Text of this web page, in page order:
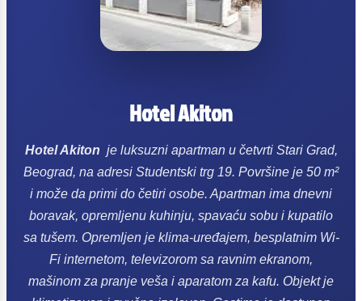
Hotel Akiton
Hotel Akiton je luksuzni apartman u četvrti Stari Grad,
Beograd, na adresi Studentski trg 19. Površine je 50 m²
i može da primi do četiri osobe. Apartman ima dnevni
boravak, opremljenu kuhinju, spavaću sobu i kupatilo
sa tušem. Opremljen je klima-uređajem, besplatnim Wi-
Fi internetom, televizorom sa ravnim ekranom,
mašinom za pranje veša i aparatom za kafu. Objekt je